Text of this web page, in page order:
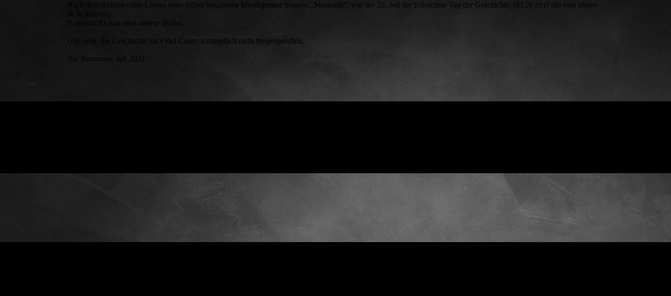
Nach dem Refrain eines Liedes einer früher bekannten Musikgruppe namens „Moncada“, war der 26. Juli der fröhlichste Tag der Geschichte, (
El 26 es el día más alegre
Und nein, die Geschichte hat Fidel Castro letztendlich nicht freigesprochen.
Nat Neumann, Juli 2023